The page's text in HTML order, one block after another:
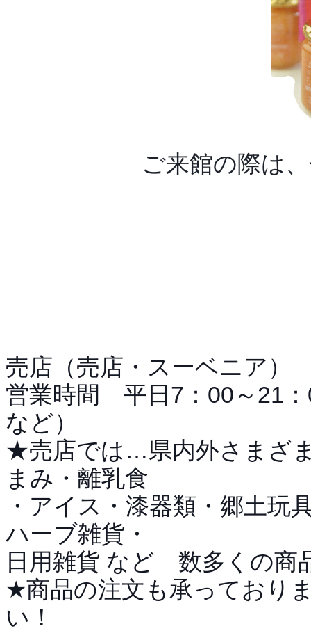
ご来館の際は
売店（売店・スーベニア）
営業時間 平日7：00～21
など）
★売店では…県内外さまざ
まみ・離乳食
・アイス・漆器類・郷土玩
ハーブ雑貨・
日用雑貨 など 数多くの商
★商品の注文も承っており
い！